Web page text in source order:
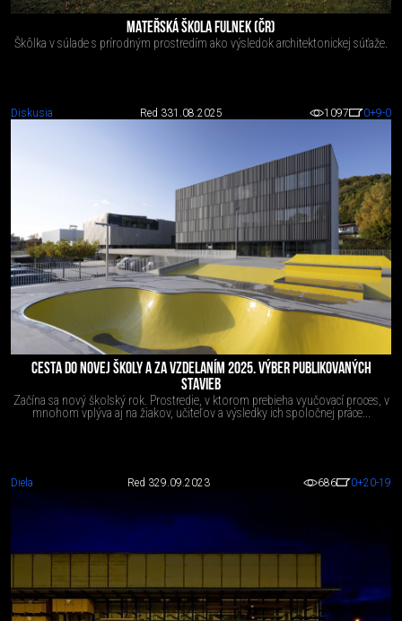
MATEŘSKÁ ŠKOLA FULNEK (ČR)
Škôlka v súlade s prírodným prostredím ako výsledok architektonickej súťaže.
Diskusia Red 331.08.2025 1097 0+9-0
CESTA DO NOVEJ ŠKOLY A ZA VZDELANÍM 2025. VÝBER PUBLIKOVANÝCH
STAVIEB
Začína sa nový školský rok. Prostredie, v ktorom prebieha vyučovací proces, v
mnohom vplýva aj na žiakov, učiteľov a výsledky ich spoločnej práce...
Diela Red 329.09.2023 686 0+20-19